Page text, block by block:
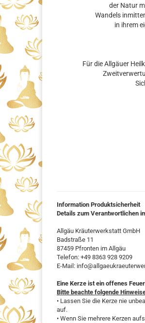
der Natur
Wandels
in ihrem
Für die Allgäuer
Information Produktsicherheit
Details zum Verantwortlichen
Allgäu Kräuterwerkstatt GmbH
Badstraße 11
87459 Pfronten im Allgäu
Telefon: +49 8363 928 9209
E-Mail:
Eine Kerze ist ein offenes
Bitte beachte folgende
• Lassen Sie die Kerze nie
auf.
• Wenn Sie mehrere Kerzen